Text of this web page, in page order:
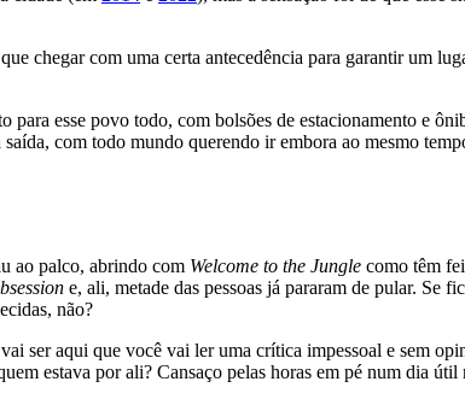
chegar com uma certa antecedência para garantir um
esse povo todo, com bolsões de estacionamento e
com todo mundo querendo ir embora ao mesmo
ao palco, abrindo com Welcome to the Jungle como têm
e, ali, metade das pessoas já pararam de pular. Se
não?
ser aqui que você vai ler uma crítica impessoal e sem
estava por ali? Cansaço pelas horas em pé num dia